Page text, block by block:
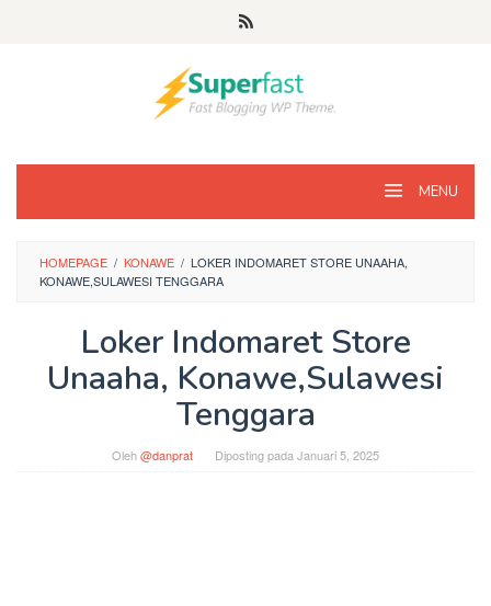
MENU
HOMEPAGE / KONAWE / LOKER INDOMARET STORE UNAAHA,
KONAWE,SULAWESI TENGGARA
Loker Indomaret Store
Unaaha, Konawe,Sulawesi
Tenggara
Oleh@danprat Diposting pada Januari 5, 2025